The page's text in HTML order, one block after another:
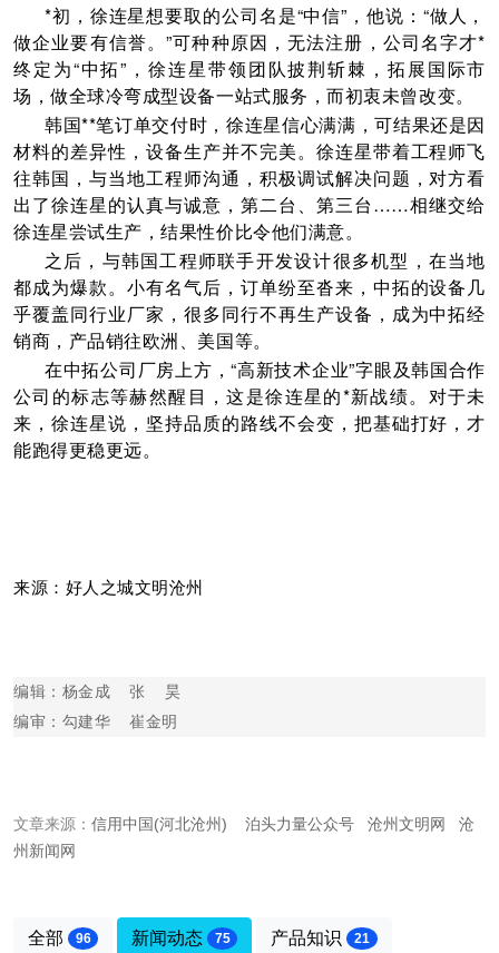
*初，徐连星想要取的公司名是“中信”，他说：“做人，
做企业要有信誉。”可种种原因，无法注册，公司名字才*
终定为“中拓”，徐连星带领团队披荆斩棘，拓展国际市
场，做全球冷弯成型设备一站式服务，而初衷未曾改变。
韩国**笔订单交付时，徐连星信心满满，可结果还是因
材料的差异性，设备生产并不完美。徐连星带着工程师飞
往韩国，与当地工程师沟通，积极调试解决问题，对方看
出了徐连星的认真与诚意，第二台、第三台……相继交给
徐连星尝试生产，结果性价比令他们满意。
之后，与韩国工程师联手开发设计很多机型，在当地
都成为爆款。小有名气后，订单纷至沓来，中拓的设备几
乎覆盖同行业厂家，很多同行不再生产设备，成为中拓经
销商，产品销往欧洲、美国等。
在中拓公司厂房上方，“高新技术企业”字眼及韩国合作
公司的标志等赫然醒目，这是徐连星的*新战绩。对于未
来，徐连星说，坚持品质的路线不会变，把基础打好，才
能跑得更稳更远。
来源：好人之城文明沧州
编辑：杨金成  张  昊
编审：勾建华  崔金明
文章来源： 信用中国(河北沧州) 泊头力量公众号 沧州文明网
沧
州新闻网
全部 96 新闻动态 75 产品知识 21